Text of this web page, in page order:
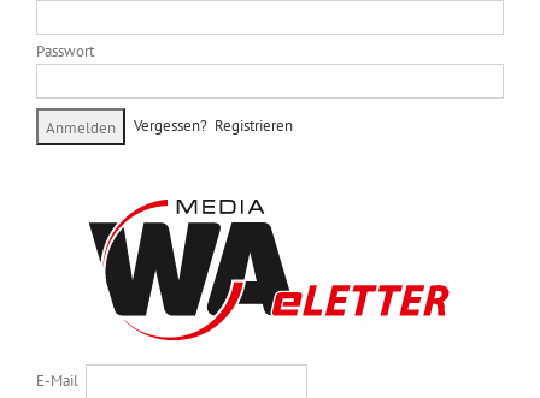
Passwort
Vergessen? Registrieren
E-Mail